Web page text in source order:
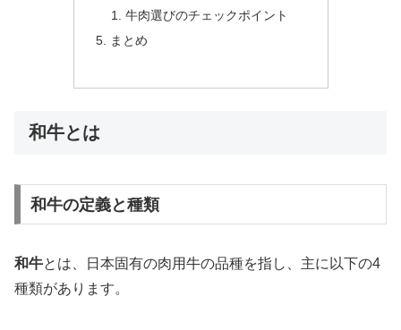
牛肉選びのチェックポイント
まとめ
和牛とは
和牛の定義と種類
和牛とは、日本固有の肉用牛の品種を指し、主に以下の4
種類があります。